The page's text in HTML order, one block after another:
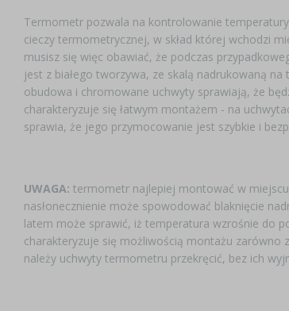
Termometr pozwala na kontrolowanie
cieczy termometrycznej, w skład której wchodzi
musisz się więc obawiać, że podczas
jest z białego tworzywa, ze skalą nadrukowaną
obudowa i chromowane uchwyty sprawiają, że
charakteryzuje się łatwym montażem - na
sprawia, że jego przymocowanie jest szybkie i
UWAGA: termometr najlepiej montować w miejscu
nasłonecznienie może spowodować blaknięcie
latem może sprawić, iż temperatura wzrośnie do
charakteryzuje się możliwością montażu zarówno
należy uchwyty termometru przekręcić, bez ich